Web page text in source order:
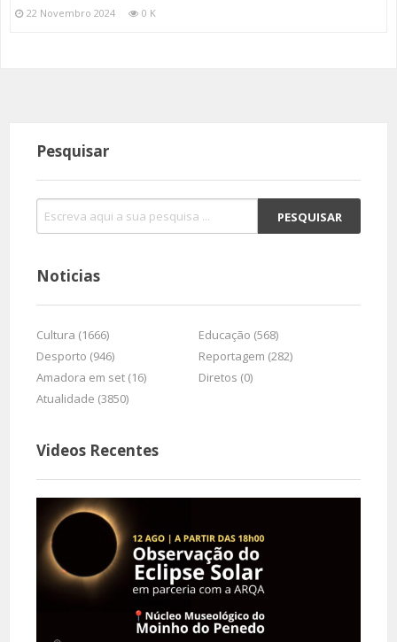
22 Novembro 2024 0 K
Pesquisar
Noticias
Cultura (1666)
Educação (568)
Desporto (946)
Reportagem (282)
Amadora em set (16)
Diretos (0)
Atualidade (3850)
Videos Recentes